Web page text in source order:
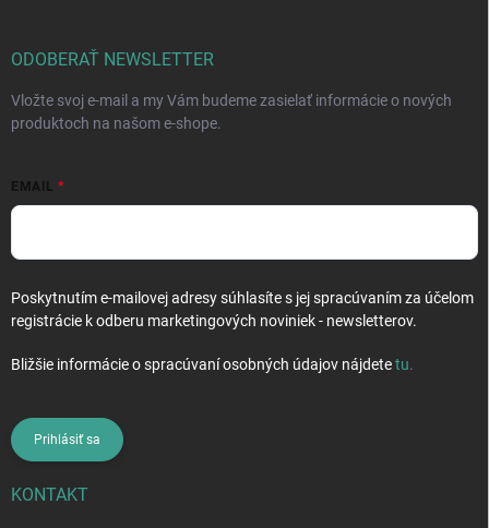
ODOBERAŤ NEWSLETTER
Vložte svoj e-mail a my Vám budeme zasielať informácie o nových
produktoch na našom e-shope.
EMAIL
Poskytnutím e-mailovej adresy súhlasíte s jej spracúvaním za účelom
registrácie k odberu marketingových noviniek - newsletterov.
Bližšie informácie o spracúvaní osobných údajov nájdetetu.
Prihlásiť sa
KONTAKT